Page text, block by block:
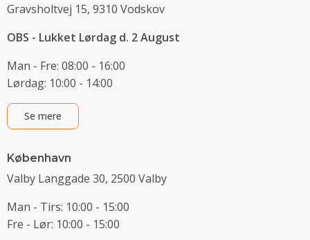
Gravsholtvej 15, 9310 Vodskov
OBS - Lukket Lørdag d. 2 August
Man - Fre: 08:00 - 16:00
Lørdag: 10:00 - 14:00
Se mere
København
Valby Langgade 30, 2500 Valby
Man - Tirs: 10:00 - 15:00
Fre - Lør: 10:00 - 15:00